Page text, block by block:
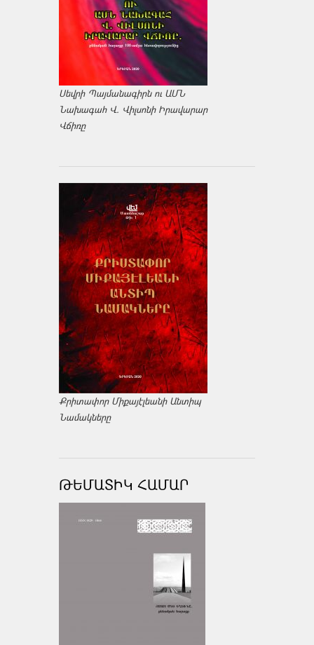
Սեվրի Պայմանագիրն ու ԱՄՆ
Նախագահ Վ. Վիլսոնի Իրավարար
Վճիռը
Քրիտափոր Միքայէլեանի Անտիպ
Նամակները
ԹԵՄԱՏԻԿ ՀԱՄԱՐ